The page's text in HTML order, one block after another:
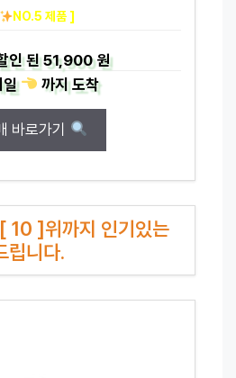
NO.5 제품 ]
인 된51,900 원
일
까지도착
바로가기
10 ]위까지 인기있는
립니다.